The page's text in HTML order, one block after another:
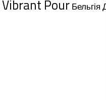
Vibrant PourБельгія